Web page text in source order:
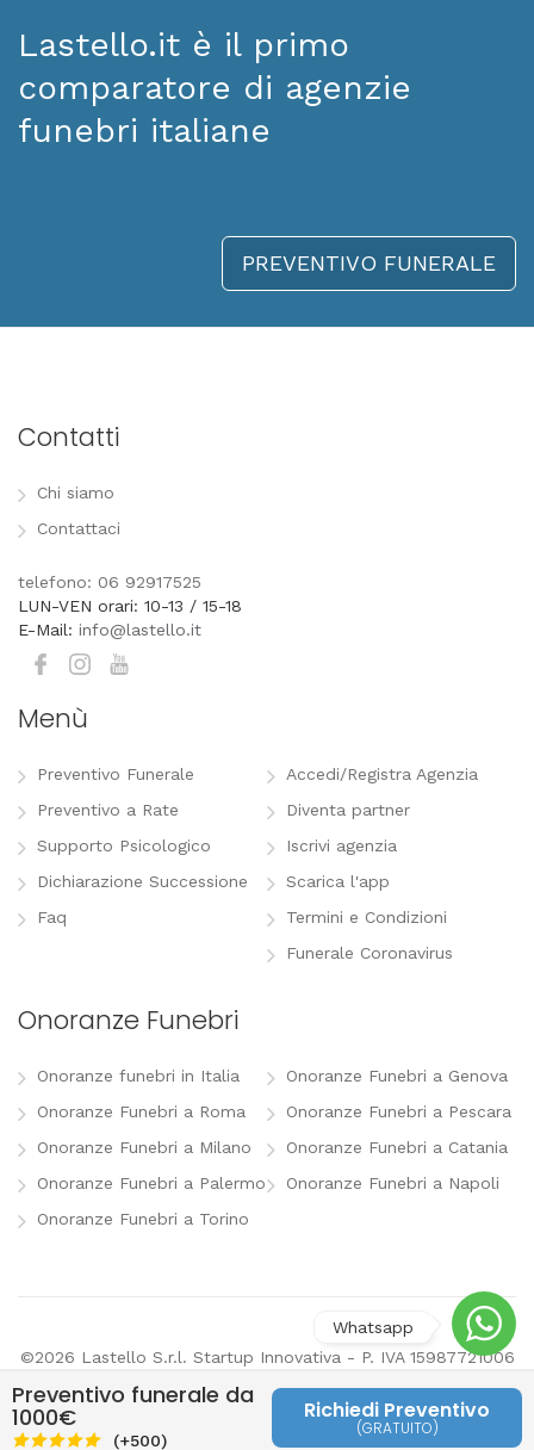
Lastello.it è il primo
comparatore di agenzie
funebri italiane
PREVENTIVO FUNERALE
Contatti
Chi siamo
Contattaci
telefono: 06 92917525
LUN-VEN orari: 10-13 / 15-18
E-Mail: info@lastello.it
Menù
Preventivo Funerale
Preventivo a Rate
Supporto Psicologico
Dichiarazione Successione
Faq
Accedi/Registra Agenzia
Diventa partner
Iscrivi agenzia
Scarica l'app
Termini e Condizioni
Funerale Coronavirus
Onoranze Funebri
Onoranze funebri in Italia
Onoranze Funebri a Roma
Onoranze Funebri a Milano
Onoranze Funebri a Palermo
Onoranze Funebri a Torino
Onoranze Funebri a Genova
Onoranze Funebri a Pescara
Onoranze Funebri a Catania
Onoranze Funebri a Napoli
©2026 Lastello S.r.l. Startup Innovativa - P. IVA 15987721006
preferenze pubblicitarie
Preventivo funerale da
1000€
(+500)
Richiedi Preventivo
(GRATUITO)